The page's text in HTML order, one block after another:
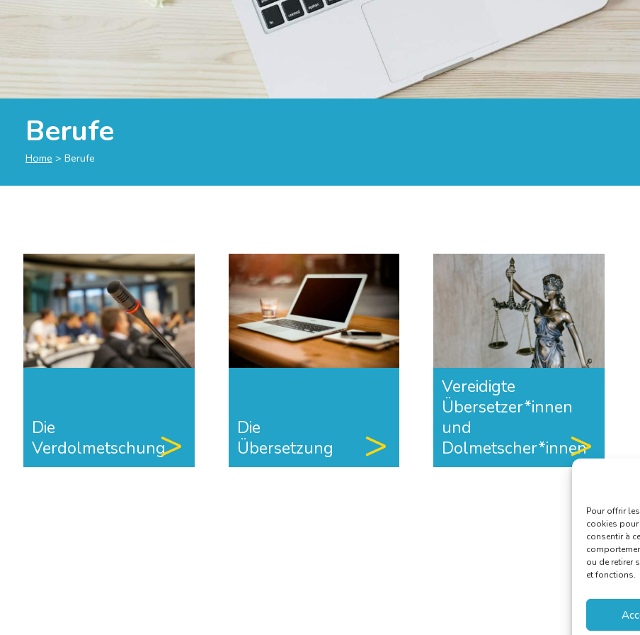
Pour offrir
cookies
consentir à
ou de retirer
et fonctions.
Berufe
Home > Berufe
Die
Verdolmetschung
Die
Übersetzung
Vereidigte
Übersetzer*innen
und
Dolmetscher*innen